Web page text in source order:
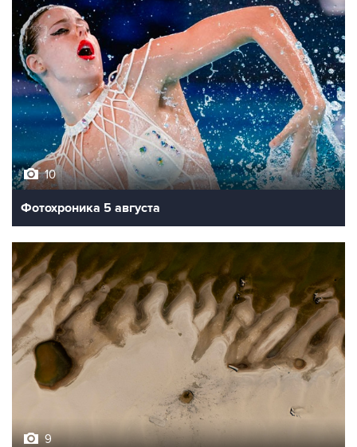
10
Фотохроника 5 августа
9